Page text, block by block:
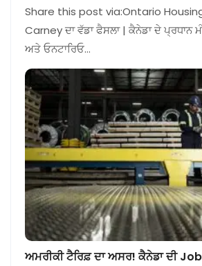
Share this post via:Ontario
Carney ਦਾ ਵੱਡਾ ਫੈਸਲਾ | ਕੈਨੇਡਾ ਦੇ ਪ੍ਰਧਾਨ
ਅਤੇ ਓਨਟਾਰਿਓ…
ਅਮਰੀਕੀ ਟੈਰਿਫ਼ ਦਾ ਅਸਰ! ਕੈਨੇਡਾ ਦੀ